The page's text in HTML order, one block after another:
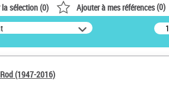
sélection (0) Ajouter à mes références(0)
(1947-2016)